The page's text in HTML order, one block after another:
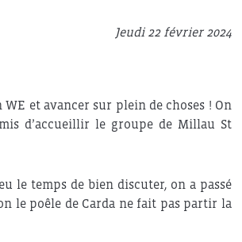
Jeudi 22 février 2024
et avancer sur plein de choses ! On
d’accueillir le groupe de Millau St
le temps de bien discuter, on a passé
le poêle de Carda ne fait pas partir la